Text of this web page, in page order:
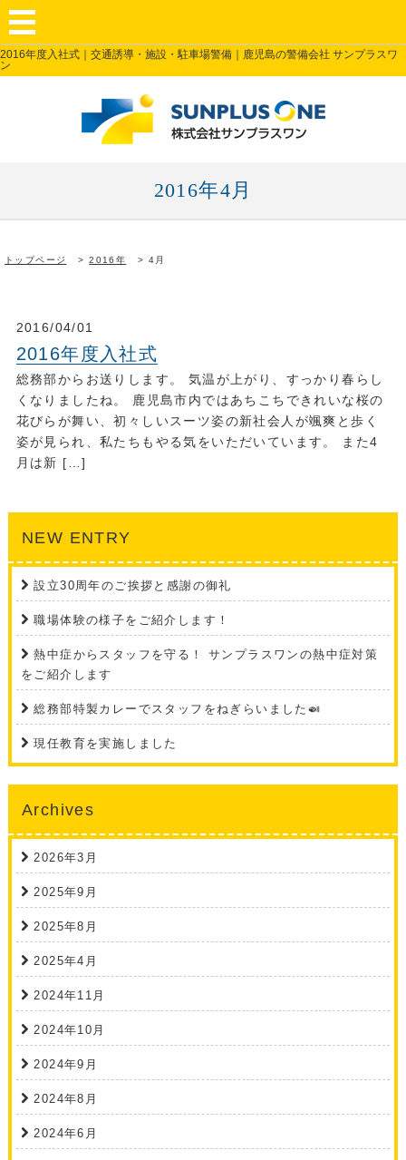
2016年度入社式｜交通誘導・施設・駐車場警備｜鹿児島の警備会社 サンプラスワ
ン
2016年4月
トップページ 2016年 4月
2016/04/01
2016年度入社式
総務部からお送りします。 気温が上がり、すっかり春らし
くなりましたね。 鹿児島市内ではあちこちできれいな桜の
花びらが舞い、初々しいスーツ姿の新社会人が颯爽と歩く
姿が見られ、私たちもやる気をいただいています。 また4
月は新 […]
NEW ENTRY
設立30周年のご挨拶と感謝の御礼
職場体験の様子をご紹介します！
熱中症からスタッフを守る！ サンプラスワンの熱中症対策
をご紹介します
総務部特製カレーでスタッフをねぎらいました🍛
現任教育を実施しました
Archives
2026年3月
2025年9月
2025年8月
2025年4月
2024年11月
2024年10月
2024年9月
2024年8月
2024年6月